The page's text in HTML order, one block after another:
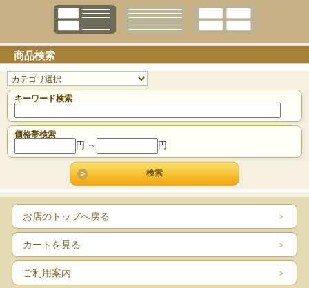
商品検索
キーワード検索
価格帯検索
円 ～ 円
お店のトップへ戻る
カートを見る
ご利用案内